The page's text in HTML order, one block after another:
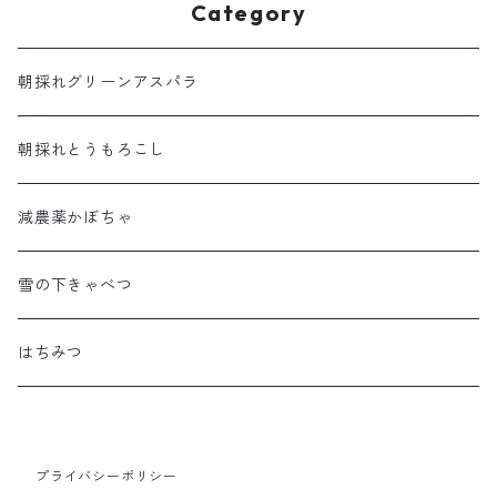
Category
朝採れグリーンアスパラ
朝採れとうもろこし
減農薬かぼちゃ
雪の下きゃべつ
はちみつ
プライバシーポリシー